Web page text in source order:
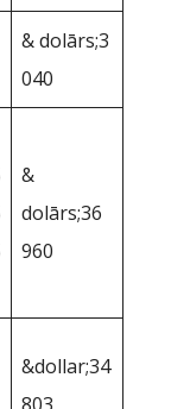
& dolārs;3
040
&
dolārs;36
960
&dollar;34